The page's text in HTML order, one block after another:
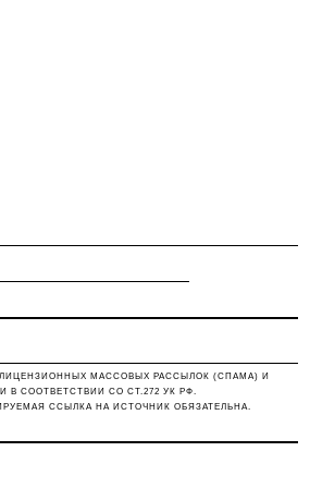
МАССОВЫХ РАССЫЛОК (СПАМА) И
В СООТВЕТСТВИИ СО СТ.272 УК РФ.
ССЫЛКА НА ИСТОЧНИК ОБЯЗАТЕЛЬНА.